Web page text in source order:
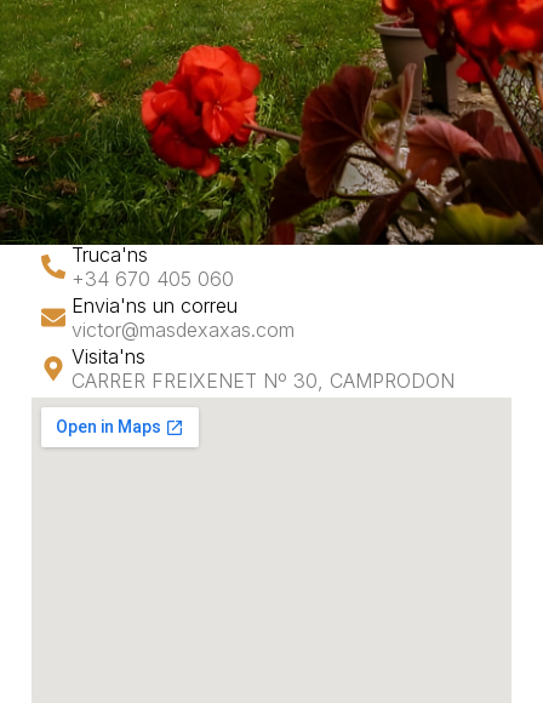
Truca'ns
+34 670 405 060
Envia'ns un correu
victor@masdexaxas.com
Visita'ns
CARRER FREIXENET Nº 30, CAMPRODON